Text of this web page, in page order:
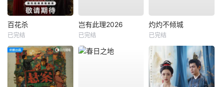
百花杀
已完结
岂有此理2026
已完结
灼灼不倾城
已完结